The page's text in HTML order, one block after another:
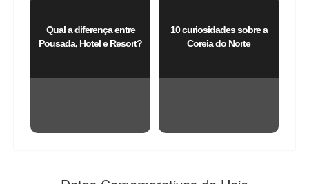
Qual a diferença entre
Pousada, Hotel e Resort?
10 curiosidades sobre a
Coreia do Norte